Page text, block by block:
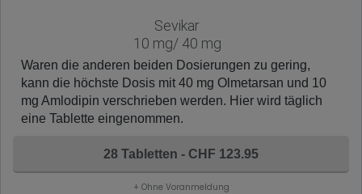
Sevikar
10 mg/ 40 mg
Waren die anderen beiden Dosierungen zu gering,
kann die höchste Dosis mit 40 mg Olmetarsan und 10
mg Amlodipin verschrieben werden. Hier wird täglich
eine Tablette eingenommen.
28 Tabletten - CHF 123.95
+ Ohne Voranmeldung